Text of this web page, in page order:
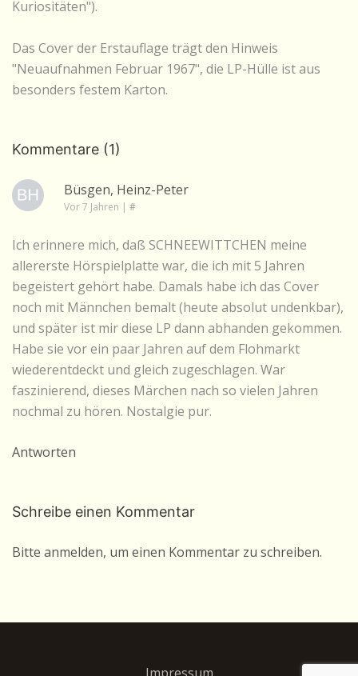
Kuriositäten").
Das Cover der Erstauflage trägt den Hinweis
"Neuaufnahmen Februar 1967", die LP-Hülle ist aus
besonders festem Karton.
Kommentare (1)
Büsgen, Heinz-Peter
Vor 7 Jahren | #
Ich erinnere mich, daß SCHNEEWITTCHEN meine
allererste Hörspielplatte war, die ich mit 5 Jahren
begeistert gehört habe. Damals habe ich das Cover
noch mit Männchen bemalt (heute absolut undenkbar),
und später ist mir diese LP dann abhanden gekommen.
Habe sie vor ein paar Jahren auf dem Flohmarkt
wiederentdeckt und gleich zugeschlagen. War
faszinierend, dieses Märchen nach so vielen Jahren
nochmal zu hören. Nostalgie pur.
Antworten
Schreibe einen Kommentar
Bitte anmelden, um einen Kommentar zu schreiben.